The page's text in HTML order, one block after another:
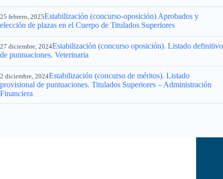
25 febrero, 2025Estabilización (concurso-oposición) Aprobados y
elección de plazas en el Cuerpo de Titulados Superiores
27 diciembre, 2024Estabilización (concurso oposición). Listado definitivo
de puntuaciones. Veterinaria
2 diciembre, 2024Estabilización (concurso de méritos). Listado
provisional de puntuaciones. Titulados Superiores – Administración
Financiera